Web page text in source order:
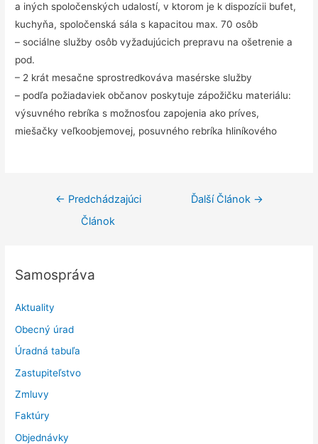
Samospráva
Aktuality
Obecný úrad
Úradná tabuľa
Zastupiteľstvo
Zmluvy
Faktúry
Objednávky
a iných spoločenských udalostí, v ktorom je k dispozícii bufet,
kuchyňa, spoločenská sála s kapacitou max. 70 osôb
– sociálne služby osôb vyžadujúcich prepravu na ošetrenie a
pod.
– 2 krát mesačne sprostredkováva masérske služby
– podľa požiadaviek občanov poskytuje zápožičku materiálu:
výsuvného rebríka s možnosťou zapojenia ako príves,
miešačky veľkoobjemovej, posuvného rebríka hliníkového
Navigácia
← Predchádzajúci
Článok
Ďalší Článok →